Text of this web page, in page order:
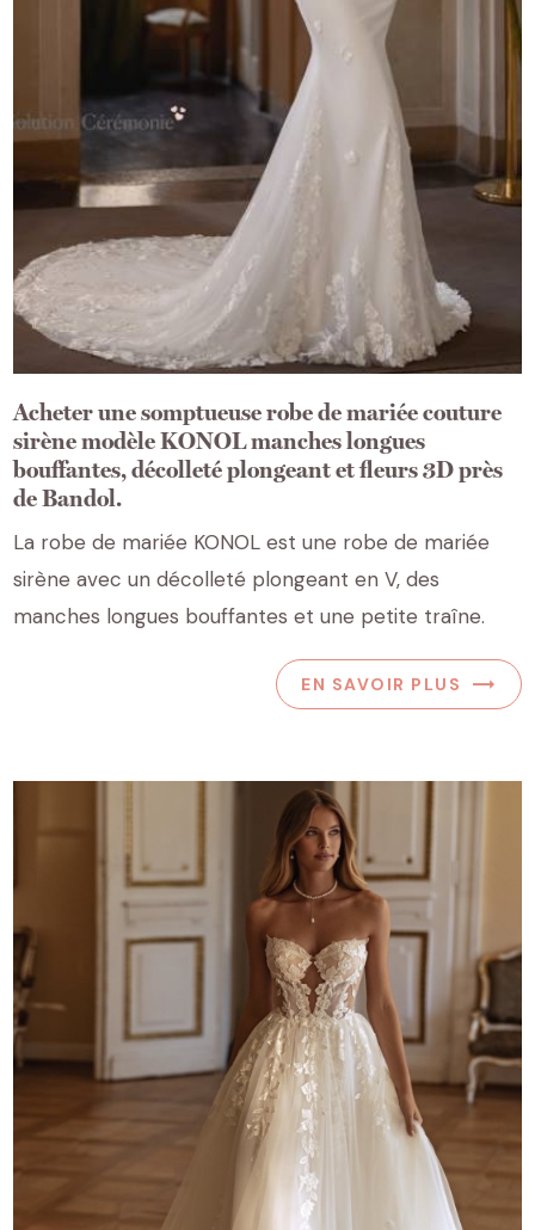
Rechercher
Acheter une somptueuse robe de mariée couture
sirène modèle KONOL manches longues
bouffantes, décolleté plongeant et fleurs 3D près
de Bandol.
La robe de mariée KONOL est une robe de mariée
sirène avec un décolleté plongeant en V, des
manches longues bouffantes et une petite traîne.
EN SAVOIR PLUS